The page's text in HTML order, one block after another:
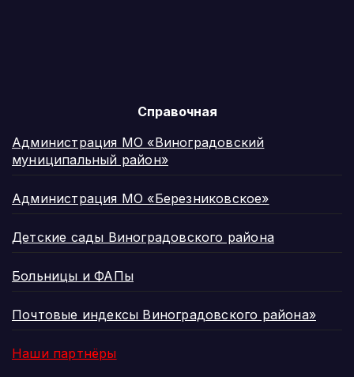
Справочная
Администрация МО «Виноградовский
муниципальный район»
Администрация МО «Березниковское»
Детские сады Виноградовского района
Больницы и ФАПы
Почтовые индексы Виноградовского района»
Наши партнёры